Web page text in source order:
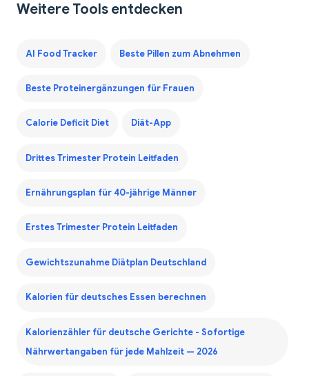
Weitere Tools entdecken
AI Food Tracker Beste Pillen zum Abnehmen
Beste Proteinergänzungen für Frauen
Calorie Deficit Diet Diät-App
Drittes Trimester Protein Leitfaden
Ernährungsplan für 40-jährige Männer
Erstes Trimester Protein Leitfaden
Gewichtszunahme Diätplan Deutschland
Kalorien für deutsches Essen berechnen
Kalorienzähler für deutsche Gerichte - Sofortige
Nährwertangaben für jede Mahlzeit — 2026